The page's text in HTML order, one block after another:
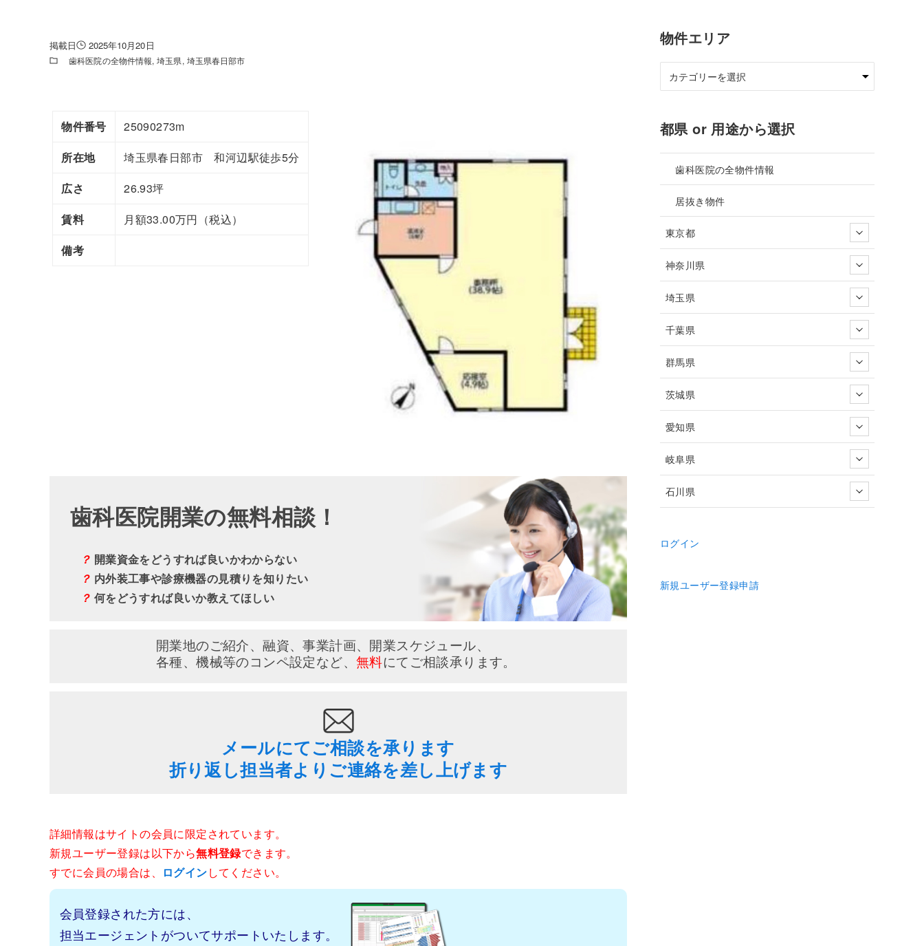
2025年10月20日
歯科医院の全物件情報 埼玉県 埼玉県春日部市
物件番号
25090273m
所在地
埼玉県春日部市 和河辺駅徒歩5分
広さ
26.93坪
賃料
月額33.00万円（税込）
備考
歯科医院開業の無料相談！
？ 開業資金をどうすれば良いかわからない
？ 内外装工事や診療機器の見積りを知りたい
？ 何をどうすれば良いか教えてほしい
開業地のご紹介、融資、事業計画、開業スケジュール、
各種、機械等のコンペ設定など、 無料にてご相談承ります。
メールにてご相談を承ります
折り返し担当者よりご連絡を差し上げます
詳細情報はサイトの会員に限定されています。
新規ユーザー登録は以下から無料登録できます。
すでに会員の場合は、
ログインしてください。
会員登録された方には、
担当エージェントがついてサポートいたします。
物件エリア
都県 or 用途から選択
歯科医院の全物件情報
居抜き物件
東京都
神奈川県
埼玉県
千葉県
群馬県
茨城県
愛知県
岐阜県
石川県
ログイン
新規ユーザー登録申請